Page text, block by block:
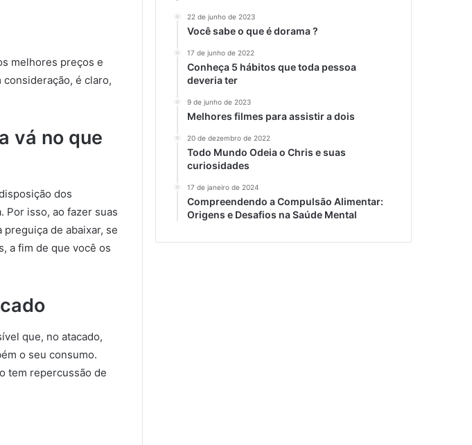
melhores preços e
é claro,
vá no que
dos
Por isso, ao fazer suas
de abaixar, se
a fim de que você os
que, no atacado,
o seu consumo.
tem repercussão de
22 de junho de 2023
Você sabe o que é dorama ?
17 de junho de 2022
Conheça 5 hábitos que toda pessoa
deveria ter
9 de junho de 2023
Melhores filmes para assistir a dois
20 de dezembro de 2022
Todo Mundo Odeia o Chris e suas
curiosidades
17 de janeiro de 2024
Compreendendo a Compulsão Alimentar:
Origens e Desafios na Saúde Mental